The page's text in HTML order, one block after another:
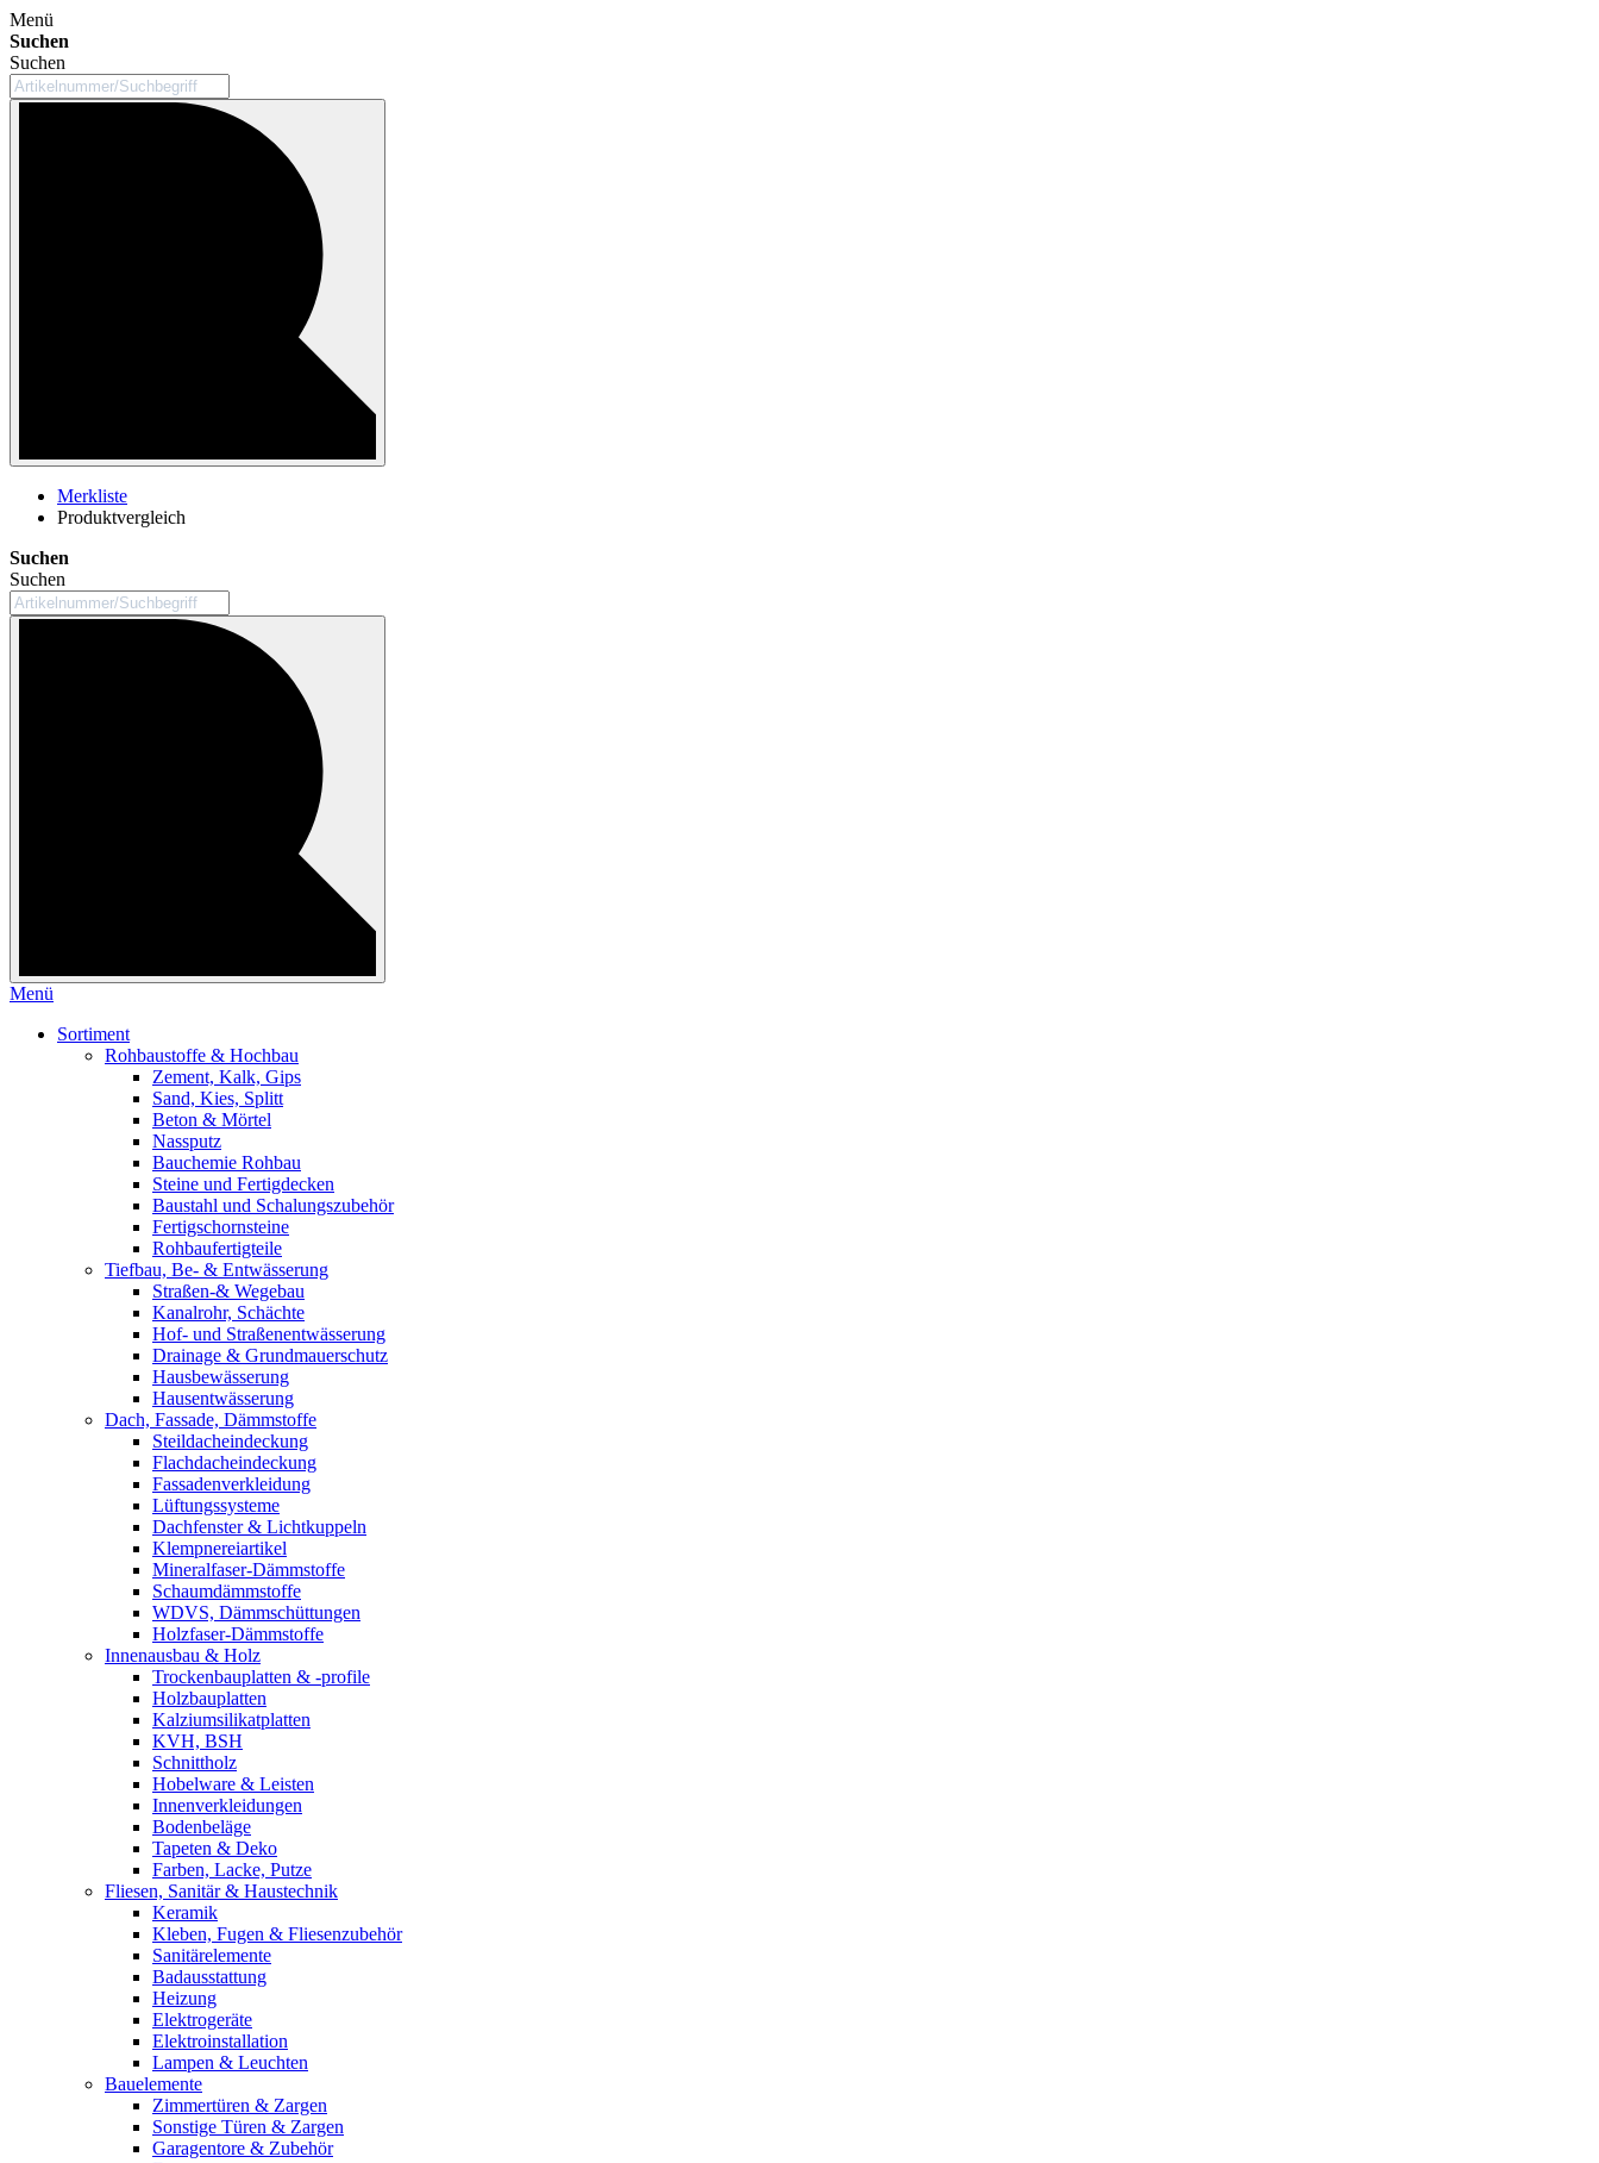
Menü
Suchen
Suchen
Merkliste
Produktvergleich
Suchen
Suchen
Menü
Sortiment
Rohbaustoffe & Hochbau
Zement, Kalk, Gips
Sand, Kies, Splitt
Beton & Mörtel
Nassputz
Bauchemie Rohbau
Steine und Fertigdecken
Baustahl und Schalungszubehör
Fertigschornsteine
Rohbaufertigteile
Tiefbau, Be- & Entwässerung
Straßen-& Wegebau
Kanalrohr, Schächte
Hof- und Straßenentwässerung
Drainage & Grundmauerschutz
Hausbewässerung
Hausentwässerung
Dach, Fassade, Dämmstoffe
Steildacheindeckung
Flachdacheindeckung
Fassadenverkleidung
Lüftungssysteme
Dachfenster & Lichtkuppeln
Klempnereiartikel
Mineralfaser-Dämmstoffe
Schaumdämmstoffe
WDVS, Dämmschüttungen
Holzfaser-Dämmstoffe
Innenausbau & Holz
Trockenbauplatten & -profile
Holzbauplatten
Kalziumsilikatplatten
KVH, BSH
Schnittholz
Hobelware & Leisten
Innenverkleidungen
Bodenbeläge
Tapeten & Deko
Farben, Lacke, Putze
Fliesen, Sanitär & Haustechnik
Keramik
Kleben, Fugen & Fliesenzubehör
Sanitärelemente
Badausstattung
Heizung
Elektrogeräte
Elektroinstallation
Lampen & Leuchten
Bauelemente
Zimmertüren & Zargen
Sonstige Türen & Zargen
Garagentore & Zubehör